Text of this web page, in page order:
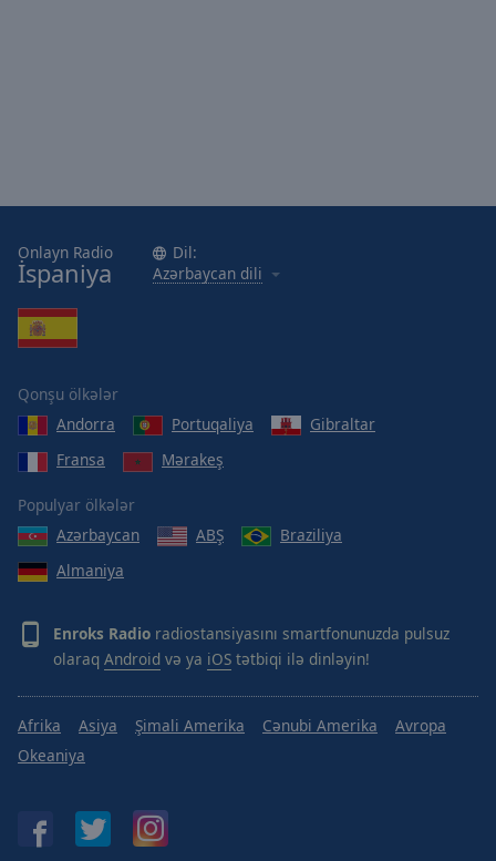
Onlayn Radio
İspaniya
Dil:
Azərbaycan dili
Qonşu ölkələr
Andorra
Portuqaliya
Gibraltar
Fransa
Mərakeş
Populyar ölkələr
Azərbaycan
ABŞ
Braziliya
Almaniya
Enroks Radio radiostansiyasını smartfonunuzda pulsuz
olaraq Android və ya iOS tətbiqi ilə dinləyin!
Afrika Asiya Şimali Amerika Cənubi Amerika
Avropa
Okeaniya